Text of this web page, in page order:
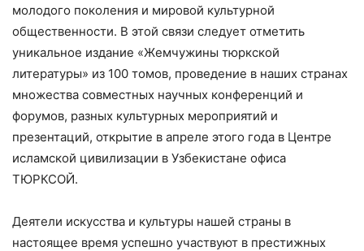
молодого поколения и мировой культурной
общественности. В этой связи следует отметить
уникальное издание «Жемчужины тюркской
литературы» из 100 томов, проведение в наших странах
множества совместных научных конференций и
форумов, разных культурных мероприятий и
презентаций, открытие в апреле этого года в Центре
исламской цивилизации в Узбекистане офиса
ТЮРКСОЙ.
Деятели искусства и культуры нашей страны в
настоящее время успешно участвуют в престижных